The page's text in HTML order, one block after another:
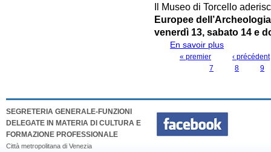
Il Museo di Torcello
Europee dell’Archeologia
venerdì 13, sabato 14 e
En savoir plus
GIORNATE
« premier
‹ précédent
7
8 9
SEGRETERIA GENERALE-FUNZIONI
DELEGATE IN MATERIA DI CULTURA E
FORMAZIONE PROFESSIONALE
Città metropolitana di Venezia